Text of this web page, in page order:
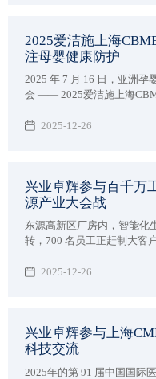
2025爱洁施上海
注母婴健康防护
2025 年 7 月 16 日，亚洲孕
会 —— 2025爱洁施上海
1E38 展位，携全系列创新产
2025-12-26
兴业卓辉参与百千万
源产业大会战
东源高新区厂房内，智能化
转，700 名员工正赶制大客
辉，2024 年以 3 亿产值收官
2025-12-26
兴业卓辉参与上海
科技交流
2025年的第 91 届中国国际